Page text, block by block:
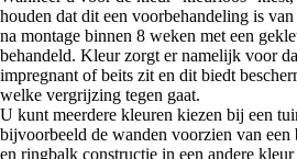
houden dat dit een voorbehandeling is
na montage binnen 8 weken met een
behandeld. Kleur zorgt er namelijk voor
impregnant of beits zit en dit biedt
welke vergrijzing tegen gaat.
U kunt meerdere kleuren kiezen bij een
bijvoorbeeld de wanden voorzien van een
en ringbalk constructie in een andere